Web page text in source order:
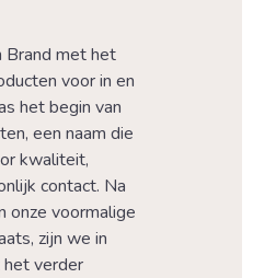
Brand met het
voor in en
het begin van
een naam die
kwaliteit,
contact. Na
onze voormalige
zijn we in
verder